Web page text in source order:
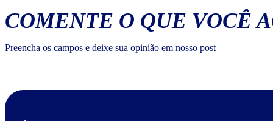
COMENTE O QUE VOCÊ
Preencha os campos e deixe sua opinião em nosso post